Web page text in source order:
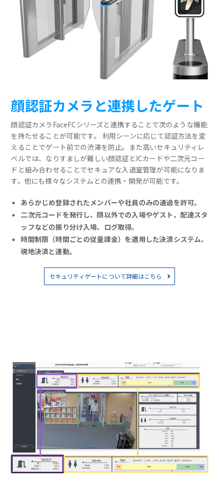
顔認証カメラと連携したゲート
顔認証カメラFaceFCシリーズと連携することで次のような機能
を持たせることが可能です。 利用シーンに応じて認証方法を変
えることでゲート前での渋滞を防止。また高いセキュリティレ
ベルでは、なりすましが難しい顔認証とICカードや二次元コー
ドと組み合わせることでセキュアな入退室管理が可能になりま
す。他にも様々なシステムとの連携・開発が可能です。
あらかじめ登録されたメンバーや社員のみの通過を許可。
二次元コードを発行し、顔以外での入場やゲスト、配達スタ
ッフなどの振り分け入場、ログ取得。
時間制限（時間ごとの従量課金）を適用した決済システム、
現地決済と連動。
セキュリティゲートについて詳細はこちら